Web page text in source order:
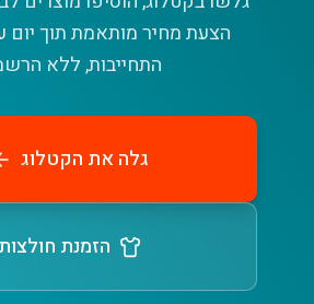
הצעת מחיר מותאמת תוך יום
התחייבות, ללא
גלה את הקטלוג
הזמנת חולצות